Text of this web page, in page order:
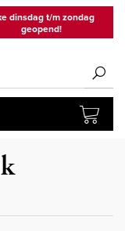
dinsdag t/m zondag
geopend!